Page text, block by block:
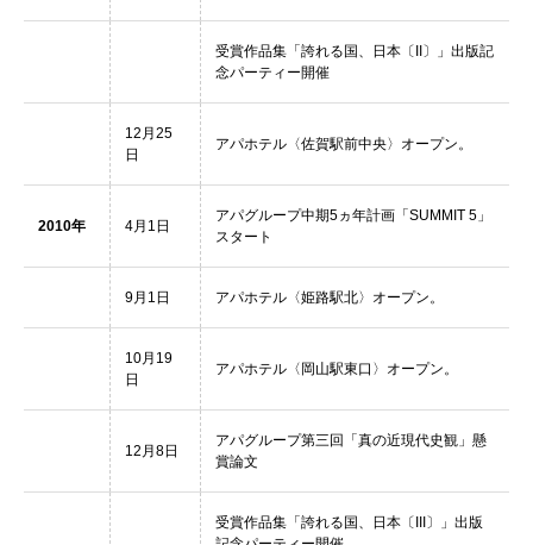
受賞作品集「誇れる国、日本〔II〕」出版記
念パーティー開催
12月25
日
アパホテル〈佐賀駅前中央〉オープン。
2010年 4月1日
アパグループ中期5ヵ年計画「SUMMIT 5」
スタート
9月1日 アパホテル〈姫路駅北〉オープン。
10月19
日
アパホテル〈岡山駅東口〉オープン。
12月8日
アパグループ第三回「真の近現代史観」懸
賞論文
受賞作品集「誇れる国、日本〔III〕」出版